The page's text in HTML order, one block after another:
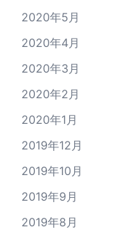
2020年5月
2020年4月
2020年3月
2020年2月
2020年1月
2019年12月
2019年10月
2019年9月
2019年8月